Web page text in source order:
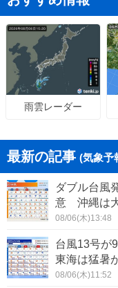
雨雲レーダー
最新の記事 (気象予
ダブル台風
意 沖縄は
08/06(木)13:48
台風13号が
東海は猛暑
08/06(木)11:52